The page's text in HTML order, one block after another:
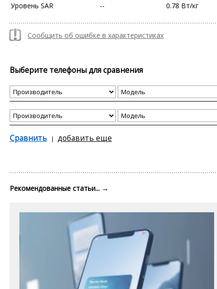
Уровень SAR
-- 0.78 Вт/кг
Сообщить об ошибке в характеристиках
Выберите телефоны для сравнения
Сравнить добавить еще
Рекомендованные статьи... →